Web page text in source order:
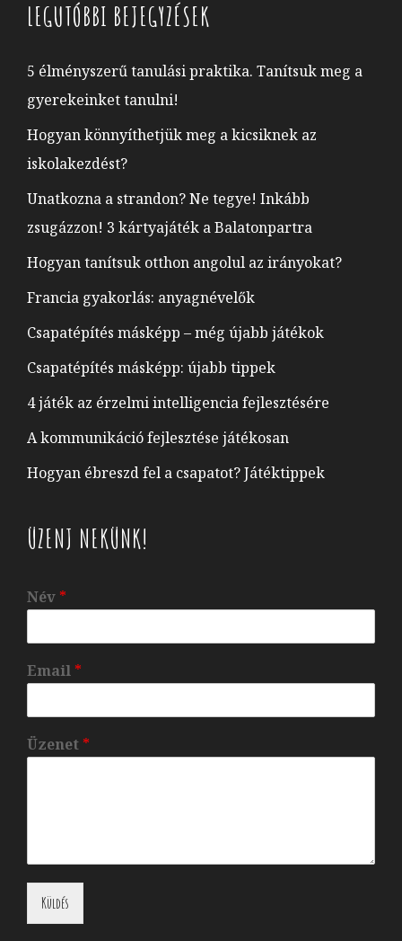
LEGUTÓBBI BEJEGYZÉSEK
5 élményszerű tanulási praktika. Tanítsuk meg a
gyerekeinket tanulni!
Hogyan könnyíthetjük meg a kicsiknek az
iskolakezdést?
Unatkozna a strandon? Ne tegye! Inkább
zsugázzon! 3 kártyajáték a Balatonpartra
Hogyan tanítsuk otthon angolul az irányokat?
Francia gyakorlás: anyagnévelők
Csapatépítés másképp – még újabb játékok
Csapatépítés másképp: újabb tippek
4 játék az érzelmi intelligencia fejlesztésére
A kommunikáció fejlesztése játékosan
Hogyan ébreszd fel a csapatot? Játéktippek
ÜZENJ NEKÜNK!
Név *
Email *
Üzenet *
Küldés